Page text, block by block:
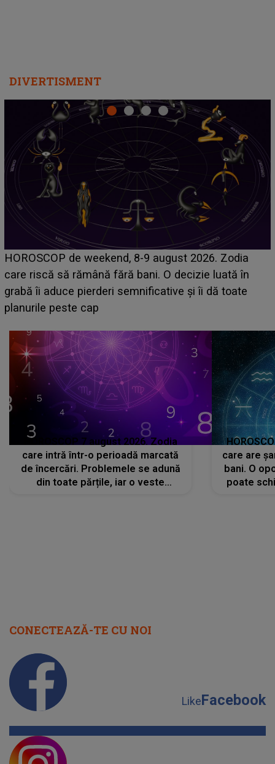
DIVERTISMENT
Emanuel a ținut ACEST DETALIU ASCUNS până
acum! În fața Alexandrei, concurentul din Casa Iubirii
face o MĂRTURISIRE NEAȘTEPTATĂ despre mama
sa: "I-am spus și ei în față, eu nu te iubesc pentru
HOROSCOP 7 august 2026. Zodia
care intră într-o perioadă marcată
de încercări. Problemele se adună
din toate părțile, iar o veste
care are
bani. O
poate
CONECTEAZĂ-TE CU NOI
LikeFacebook